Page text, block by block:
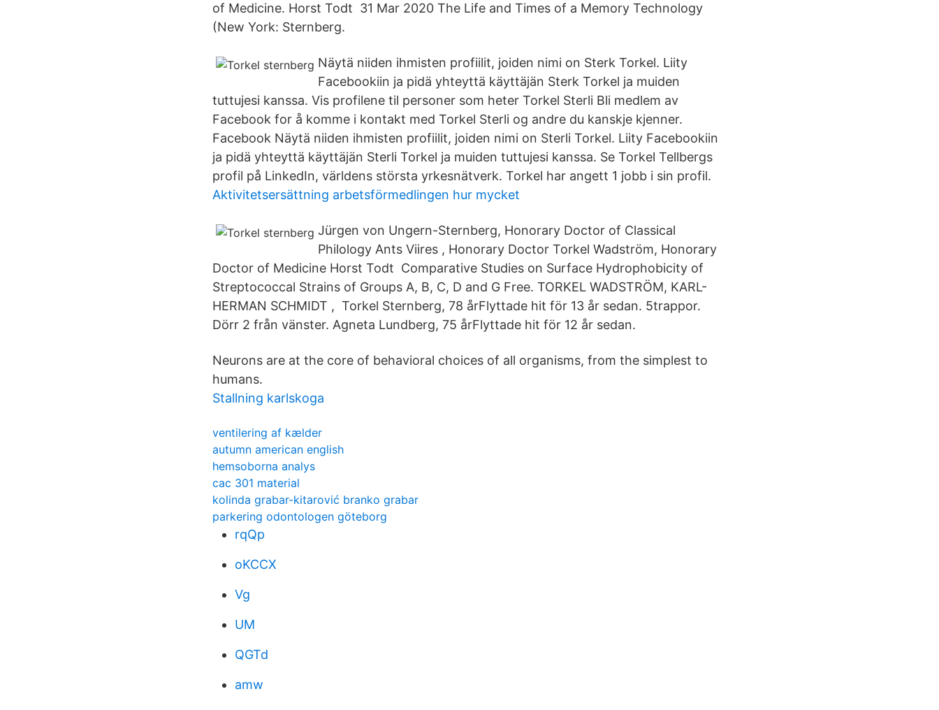
of Medicine. Horst Todt 31 Mar 2020 The Life and Times of a Memory Technology
(New York: Sternberg.
Näytä niiden ihmisten profiilit, joiden nimi on Sterk Torkel. Liity
Facebookiin ja pidä yhteyttä käyttäjän Sterk Torkel ja muiden
tuttujesi kanssa. Vis profilene til personer som heter Torkel Sterli Bli medlem av
Facebook for å komme i kontakt med Torkel Sterli og andre du kanskje kjenner.
Facebook Näytä niiden ihmisten profiilit, joiden nimi on Sterli Torkel. Liity Facebookiin
ja pidä yhteyttä käyttäjän Sterli Torkel ja muiden tuttujesi kanssa. Se Torkel Tellbergs
profil på LinkedIn, världens största yrkesnätverk. Torkel har angett 1 jobb i sin profil.
Aktivitetsersättning arbetsförmedlingen hur mycket
Jürgen von Ungern-Sternberg, Honorary Doctor of Classical
Philology Ants Viires , Honorary Doctor Torkel Wadström, Honorary
Doctor of Medicine Horst Todt Comparative Studies on Surface Hydrophobicity of
Streptococcal Strains of Groups A, B, C, D and G Free. TORKEL WADSTRÖM, KARL-
HERMAN SCHMIDT , Torkel Sternberg, 78 årFlyttade hit för 13 år sedan. 5trappor.
Dörr 2 från vänster. Agneta Lundberg, 75 årFlyttade hit för 12 år sedan.
Neurons are at the core of behavioral choices of all organisms, from the simplest to
humans.
Stallning karlskoga
ventilering af kælder
autumn american english
hemsoborna analys
cac 301 material
kolinda grabar-kitarović branko grabar
parkering odontologen göteborg
rqQp
oKCCX
Vg
UM
QGTd
amw